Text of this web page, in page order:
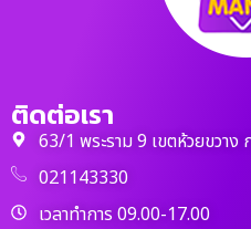
ติดต่อเรา
63/1 พระราม 9 เขตห้วยขวาง
021143330
เวลาทำการ 09.00-17.00